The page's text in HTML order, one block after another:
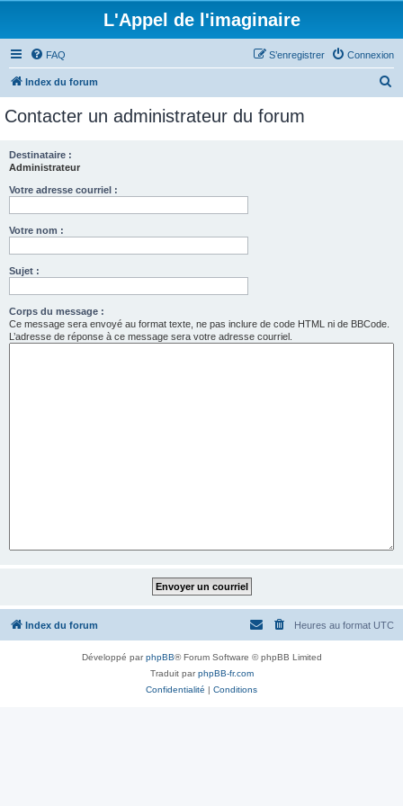
L'Appel de l'imaginaire
FAQ Connexion
S’enregistrer
Index du forum
Contacter un administrateur du forum
Destinataire :
Administrateur
Votre adresse courriel :
Votre nom :
Sujet :
Corps du message :
Ce message sera envoyé au format texte, ne pas inclure de code HTML ni de BBCode.
L’adresse de réponse à ce message sera votre adresse courriel.
Index du forum Heures au format UTC
Développé parphpBB® Forum Software © phpBB Limited
Traduit parphpBB-fr.com
Confidentialité | Conditions